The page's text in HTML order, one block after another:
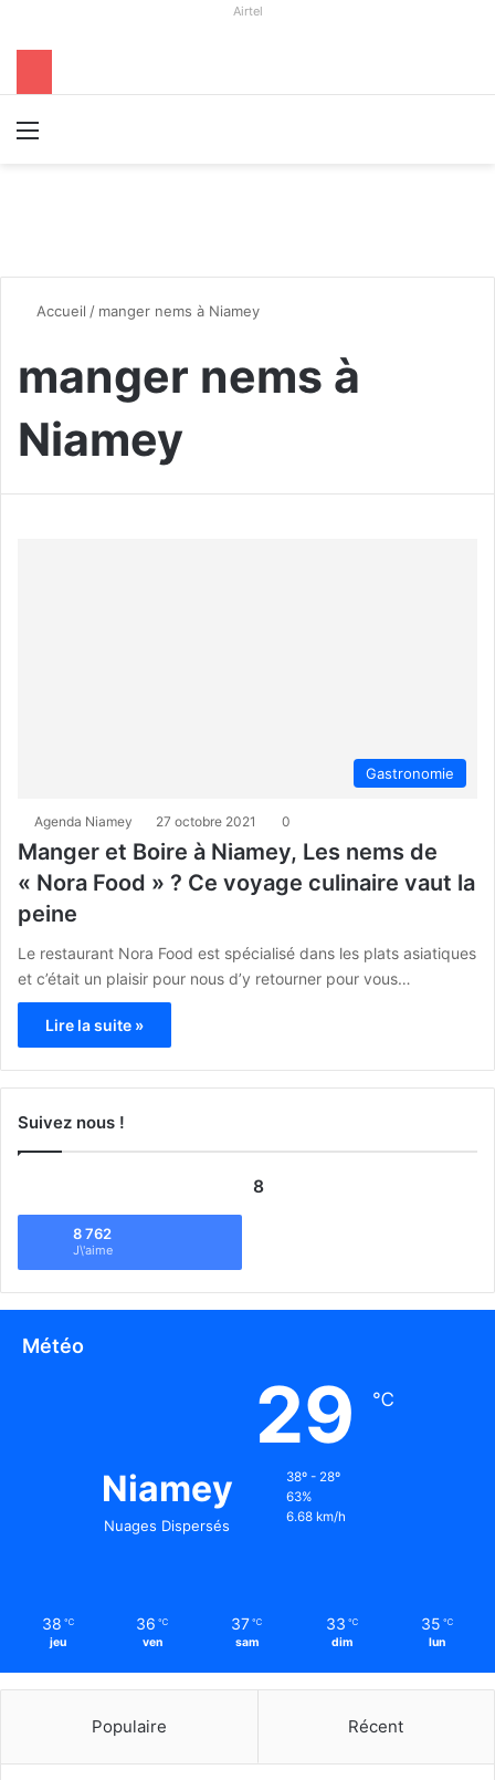
Airtel
Accueil / manger nems à Niamey
manger nems à
Niamey
Gastronomie
Agenda Niamey 27 octobre 2021 0
Manger et Boire à Niamey, Les nems de
« Nora Food » ? Ce voyage culinaire vaut la
peine
Le restaurant Nora Food est spécialisé dans les plats asiatiques
et c’était un plaisir pour nous d’y retourner pour vous…
Lire la suite »
Suivez nous !
8
8 762
J\'aime
Météo
Niamey
Nuages Dispersés
29 ℃
38º - 28º
63%
6.68 km/h
38 ℃
jeu
36 ℃
ven
37 ℃
sam
33 ℃
dim
35 ℃
lun
Populaire Récent